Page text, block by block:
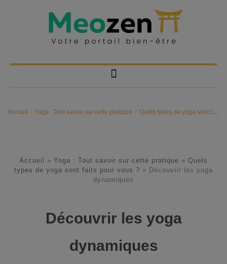
Accueil / Yoga : Tout savoir sur cette pratique / Quels types de yoga sont faits pour vous ?
Accueil » Yoga : Tout savoir sur cette pratique » Quels
types de yoga sont faits pour vous ? » Découvrir les yoga
dynamiques
Découvrir les yoga
dynamiques